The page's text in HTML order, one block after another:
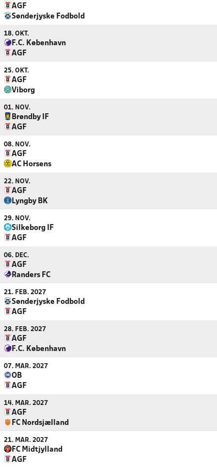
AGF
Sønderjyske Fodbold
18. OKT.
F.C. København
AGF
25. OKT.
AGF
Viborg
01. NOV.
Brøndby IF
AGF
08. NOV.
AGF
AC Horsens
22. NOV.
AGF
Lyngby BK
29. NOV.
Silkeborg IF
AGF
06. DEC.
AGF
Randers FC
21. FEB. 2027
Sønderjyske Fodbold
AGF
28. FEB. 2027
AGF
F.C. København
07. MAR. 2027
OB
AGF
14. MAR. 2027
AGF
FC Nordsjælland
21. MAR. 2027
FC Midtjylland
AGF